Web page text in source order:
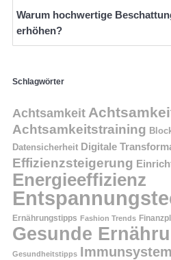
Warum hochwertige
erhöhen?
Schlagwörter
Achtsamkeit
Achtsamkeitstraining
Datensicherheit Digitale
Effizienzsteigerung
Energieeffizienz
Ernährungstipps Fashion Trends
Gesunde
Gesundheitstipps